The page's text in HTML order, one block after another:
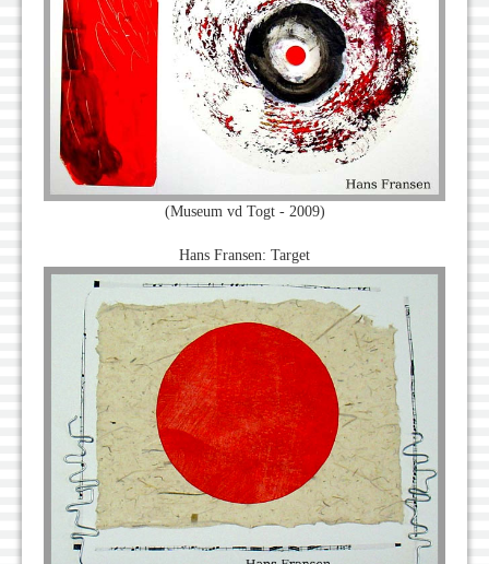
(Museum vd Togt - 2009)
Hans Fransen: Target